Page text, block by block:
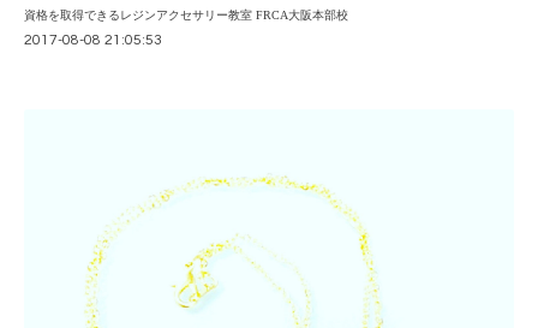
資格を取得できるレジンアクセサリー教室 FRCA大阪本部校
2017-08-08 21:05:53